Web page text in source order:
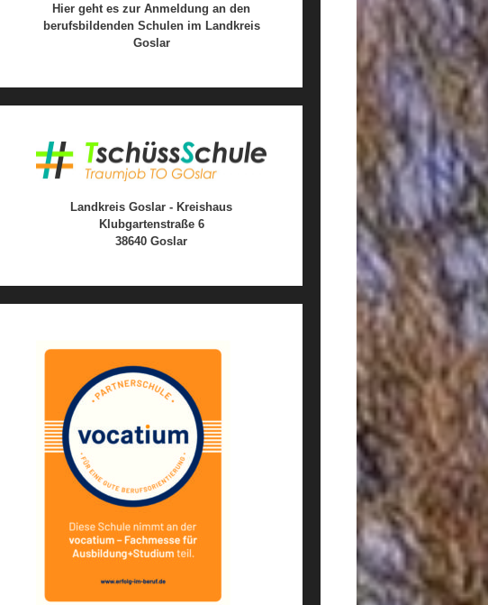
Hier geht es zur Anmeldung an den
berufsbildenden Schulen im Landkreis
Goslar
Landkreis Goslar - Kreishaus
Klubgartenstraße 6
38640 Goslar